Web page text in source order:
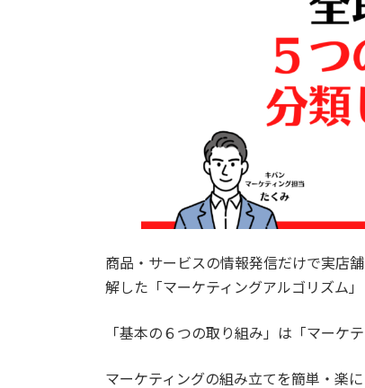
商品・サービスの情報発信だけで実店
解した「マーケティングアルゴリズム」
「基本の６つの取り組み」は「マーケ
マーケティングの組み立てを簡単・楽